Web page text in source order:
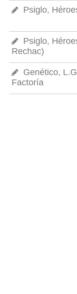
Psiglo,
Psiglo,
Rechac)
Genético,
Factoría